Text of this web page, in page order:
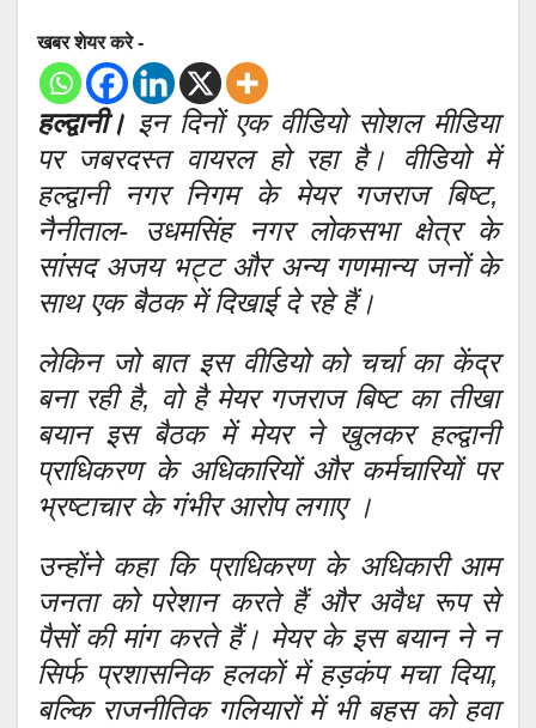
खबर शेयर करे -
हल्द्वानी। इन दिनों एक वीडियो सोशल मीडिया
पर जबरदस्त वायरल हो रहा है। वीडियो में
हल्द्वानी नगर निगम के मेयर गजराज बिष्ट,
नैनीताल- उधमसिंह नगर लोकसभा क्षेत्र के
सांसद अजय भट्ट और अन्य गणमान्य जनों के
साथ एक बैठक में दिखाई दे रहे हैं।
लेकिन जो बात इस वीडियो को चर्चा का केंद्र
बना रही है, वो है मेयर गजराज बिष्ट का तीखा
बयान इस बैठक में मेयर ने खुलकर हल्द्वानी
प्राधिकरण के अधिकारियों और कर्मचारियों पर
भ्रष्टाचार के गंभीर आरोप लगाए ।
उन्होंने कहा कि प्राधिकरण के अधिकारी आम
जनता को परेशान करते हैं और अवैध रूप से
पैसों की मांग करते हैं। मेयर के इस बयान ने न
सिर्फ प्रशासनिक हलकों में हड़कंप मचा दिया,
बल्कि राजनीतिक गलियारों में भी बहस को हवा